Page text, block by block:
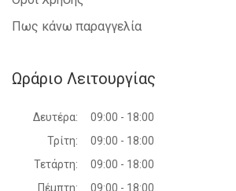
Πως κάνω παραγγελία
Ωράριο Λειτουργίας
Δευτέρα:
09:00 - 18:00
Τρίτη:
09:00 - 18:00
Τετάρτη:
09:00 - 18:00
Πέμπτη:
09:00 - 18:00